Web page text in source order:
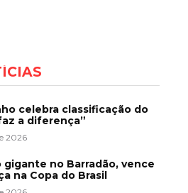
celebra classificação do
a diferença”
2026
no Barradão, vence
na Copa do Brasil